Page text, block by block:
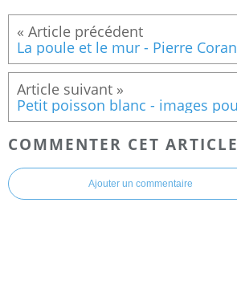
La poule et le mur - Pierre Coran
COMMENTER CET ARTICLE
Ajouter un commentaire